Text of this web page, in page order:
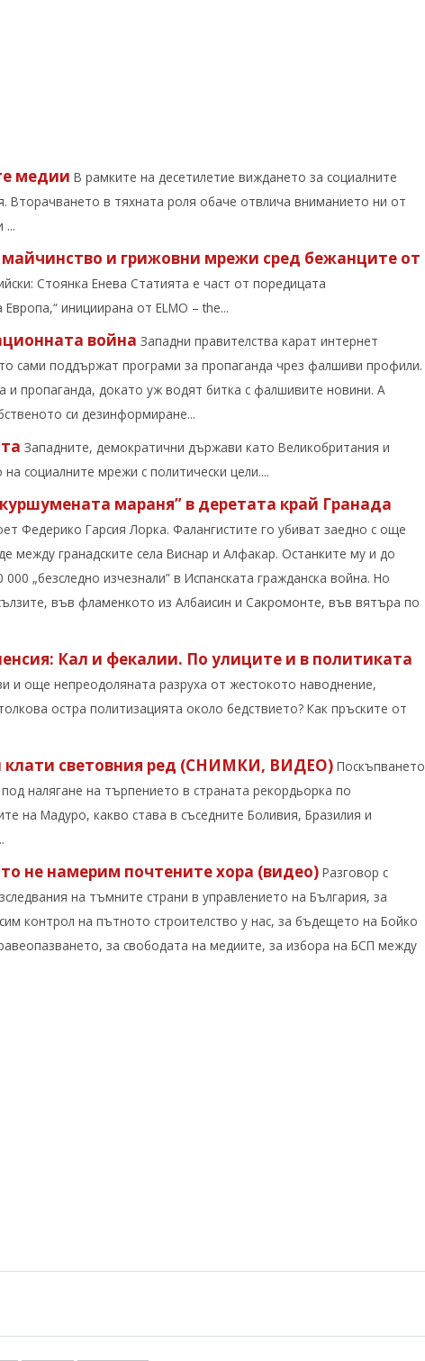
медии В рамките на десетилетие виждането за социалните
в тяхната роля обаче отвлича вниманието ни от
...
и грижовни мрежи сред бежанците от
Стоянка Енева Статията е част от поредицата
инициирана от ELMO – the...
война Западни правителства карат интернет
сами поддържат програми за пропаганда чрез фалшиви профили.
пропаганда, докато уж водят битка с фалшивите новини. А
си дезинформиране...
Западните, демократични държави като Великобритания и
социалните мрежи с политически цели....
мараня” в деретата край Гранада
Федерико Гарсия Лорка. Фалангистите го убиват заедно с още
между гранадските села Виснар и Алфакар. Останките му и до
„безследно изчезнали” в Испанската гражданска война. Но
във фламенкото из Албаисин и Сакромонте, във вятъра по
Кал и фекалии. По улиците и в политиката
и още непреодоляната разруха от жестокото наводнение,
остра политизацията около бедствието? Как пръските от
клати световния ред (СНИМКИ, ВИДЕО) Поскъпването
налягане на търпението в страната рекордьорка по
на Мадуро, какво става в съседните Боливия, Бразилия и
не намерим почтените хора (видео) Разговор с
на тъмните страни в управлението на България, за
контрол на пътното строителство у нас, за бъдещето на Бойко
за свободата на медиите, за избора на БСП между